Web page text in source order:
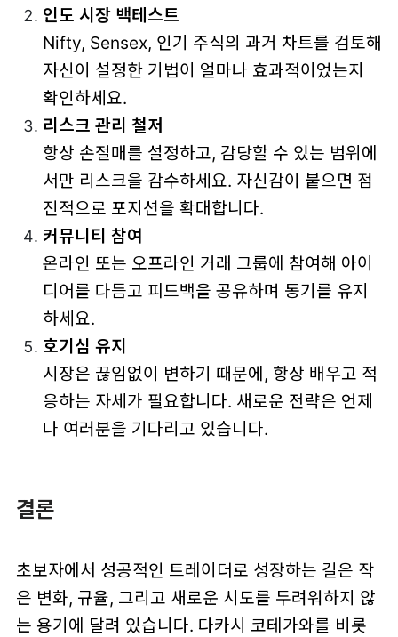
인도 시장 백테스트
Nifty, Sensex, 인기 주식의 과거 차트를 검토해
자신이 설정한 기법이 얼마나 효과적이었는지
확인하세요.
리스크 관리 철저
항상 손절매를 설정하고, 감당할 수 있는 범위에
서만 리스크을 감수하세요. 자신감이 붙으면 점
진적으로 포지션을 확대합니다.
커뮤니티 참여
온라인 또는 오프라인 거래 그룹에 참여해 아이
디어를 다듬고 피드백을 공유하며 동기를 유지
하세요.
호기심 유지
시장은 끊임없이 변하기 때문에, 항상 배우고 적
응하는 자세가 필요합니다. 새로운 전략은 언제
나 여러분을 기다리고 있습니다.
결론
초보자에서 성공적인 트레이더로 성장하는 길은 작
은 변화, 규율, 그리고 새로운 시도를 두려워하지 않
는 용기에 달려 있습니다. 다카시 코테가와를 비롯